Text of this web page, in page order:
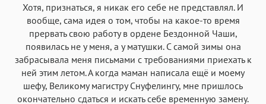
Хотя, признаться, я никак его себе не представлял. И
вообще, сама идея о том, чтобы на какое-то время
прервать свою работу в ордене Бездонной Чаши,
появилась не у меня, а у матушки. С самой зимы она
забрасывала меня письмами с требованиями приехать к
ней этим летом. А когда маман написала ещё и моему
шефу, Великому магистру Снуфелингу, мне пришлось
окончательно сдаться и искать себе временную замену.